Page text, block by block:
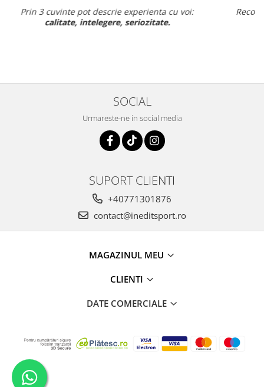
Recomand cu drag inedit sport pt rapiditate, calitate si pret
ff bun,
SOCIAL
Urmareste-ne in social media
SUPORT CLIENTI
+40771301876
contact@ineditsport.ro
MAGAZINUL MEU
CLIENTI
DATE COMERCIALE